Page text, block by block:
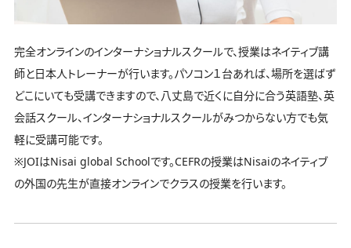
完全オンラインのインターナショナルスクールで、授業はネイティブ講
師と日本人トレーナーが行います。パソコン１台あれば、場所を選ばず
どこにいても受講できますので、八丈島で近くに自分に合う英語塾、英
会話スクール、インターナショナルスクールがみつからない方でも気
軽に受講可能です。
※JOIはNisai global Schoolです。CEFRの授業はNisaiのネイティブ
の外国の先生が直接オンラインでクラスの授業を行います。